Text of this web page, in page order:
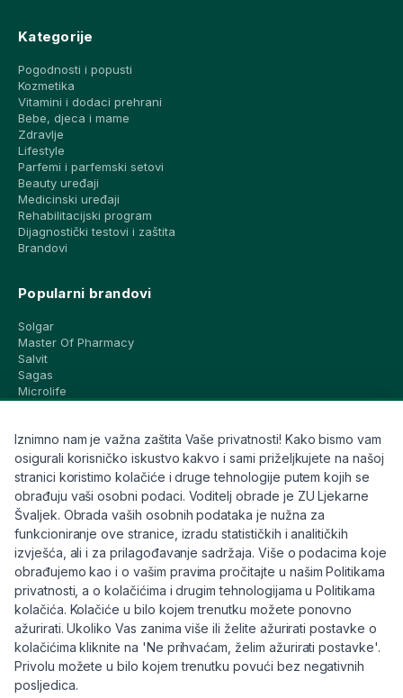
Kategorije
Pogodnosti i popusti
Kozmetika
Vitamini i dodaci prehrani
Bebe, djeca i mame
Zdravlje
Lifestyle
Parfemi i parfemski setovi
Beauty uređaji
Medicinski uređaji
Rehabilitacijski program
Dijagnostički testovi i zaštita
Brandovi
Popularni brandovi
Solgar
Master Of Pharmacy
Salvit
Sagas
Microlife
CeraVe
Eucerin
Avene
Bioderma
Svi brandovi
Info
Trebate pomoć ili imate pitanja?
+385 91 6191 901
info@eljekarna24.hr
Iznimno nam je važna zaštita Vaše privatnosti! Kako bismo vam
osigurali korisničko iskustvo kakvo i sami priželjkujete na našoj
stranici koristimo kolačiće i druge tehnologije putem kojih se
obrađuju vaši osobni podaci. Voditelj obrade je ZU Ljekarne
Švaljek. Obrada vaših osobnih podataka je nužna za
funkcioniranje ove stranice, izradu statističkih i analitičkih
izvješća, ali i za prilagođavanje sadržaja. Više o podacima koje
obrađujemo kao i o vašim pravima pročitajte u našim Politikama
privatnosti, a o kolačićima i drugim tehnologijama u Politikama
kolačića. Kolačiće u bilo kojem trenutku možete ponovno
ažurirati. Ukoliko Vas zanima više ili želite ažurirati postavke o
kolačićima kliknite na 'Ne prihvaćam, želim ažurirati postavke'.
Privolu možete u bilo kojem trenutku povući bez negativnih
posljedica.